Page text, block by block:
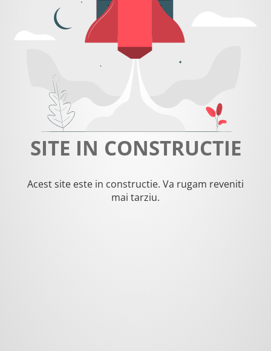
SITE IN CONSTRUCTIE
Acest site este in constructie. Va rugam reveniti
mai tarziu.